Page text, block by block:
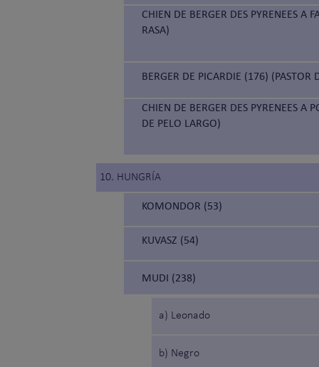
CHIEN DE BERGER DES PYRENEES A
RASA)
BERGER DE PICARDIE (176) (PASTOR
CHIEN DE BERGER DES PYRENEES A
DE PELO LARGO)
10. HUNGRÍA
KOMONDOR (53)
KUVASZ (54)
MUDI (238)
a) Leonado
b) Negro